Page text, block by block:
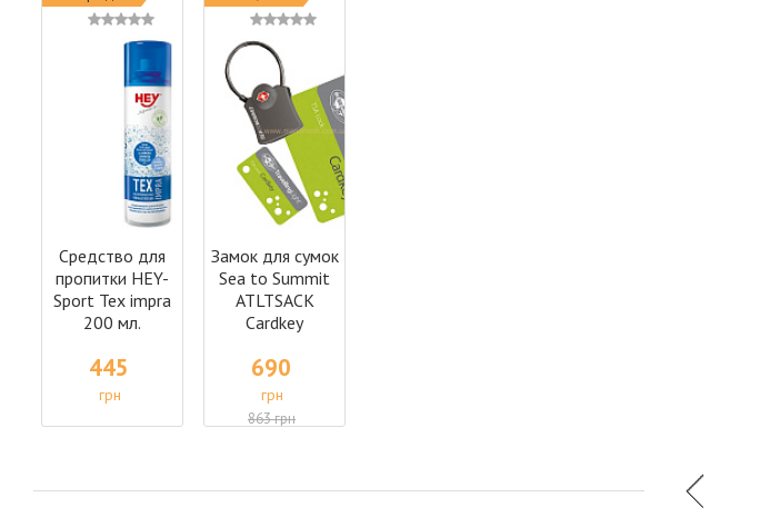
Средство для
пропитки HEY-
Sport Tex impra
200 мл.
445
грн
Замок для сумок
Sea to Summit
ATLTSACK
Cardkey
690
грн
863 грн